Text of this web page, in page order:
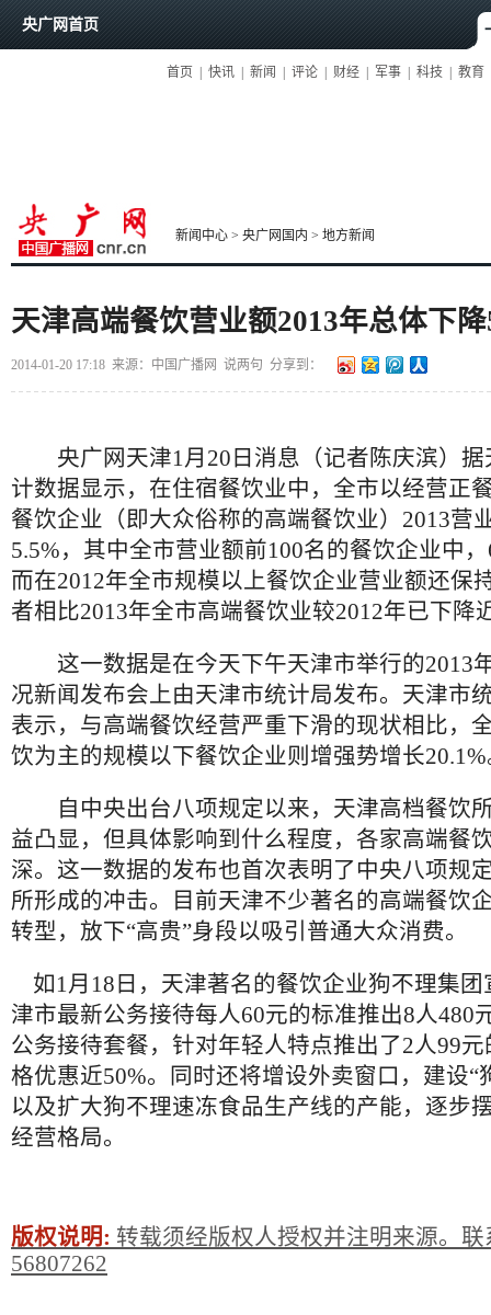
央广网首页
首页 快讯 新闻 评论 财经 军事 科技 教育
新闻中心 > 央广网国内 > 地方新闻
天津高端餐饮营业额2013年总体下
2014-01-20 17:18 来源：中国广播网 说两句 分享到：
央广网天津1月20日消息（记者陈庆滨）据
计数据显示，在住宿餐饮业中，全市以经营正
餐饮企业（即大众俗称的高端餐饮业）2013营
5.5%，其中全市营业额前100名的餐饮企业中
而在2012年全市规模以上餐饮企业营业额还保
者相比2013年全市高端餐饮业较2012年已下降
这一数据是在今天下午天津市举行的2013
况新闻发布会上由天津市统计局发布。天津市
表示，与高端餐饮经营严重下滑的现状相比，
饮为主的规模以下餐饮企业则增强势增长
自中央出台八项规定以来，天津高档餐饮
益凸显，但具体影响到什么程度，各家高端餐
深。这一数据的发布也首次表明了中央八项规
所形成的冲击。目前天津不少著名的高端餐饮
转型，放下“高贵”身段以吸引普通大众消费。
如1月18日，天津著名的餐饮企业狗不理集团
津市最新公务接待每人60元的标准推出8人480
公务接待套餐，针对年轻人特点推出了2人99
格优惠近50%。同时还将增设外卖窗口，建设“
以及扩大狗不理速冻食品生产线的产能，逐步
经营格局。
版权说明: 转载须经版权人授权并注明来源。联
56807262